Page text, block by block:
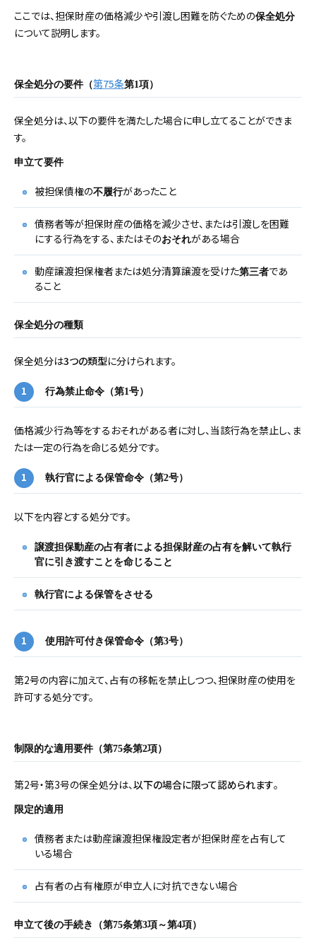
ここでは、担保財産の価格減少や引渡し困難を防ぐための保全処分
について説明します。
保全処分の要件（第75条第1項）
保全処分は、以下の要件を満たした場合に申し立てることができま
す。
申立て要件
被担保債権の不履行があったこと
債務者等が担保財産の価格を減少させ、または引渡しを困難
にする行為をする、またはそのおそれがある場合
動産譲渡担保権者または処分清算譲渡を受けた第三者であ
ること
保全処分の種類
保全処分は3つの類型に分けられます。
行為禁止命令（第1号）
価格減少行為等をするおそれがある者に対し、当該行為を禁止し、ま
たは一定の行為を命じる処分です。
執行官による保管命令（第2号）
以下を内容とする処分です。
譲渡担保動産の占有者による担保財産の占有を解いて執行
官に引き渡すことを命じること
執行官による保管をさせる
使用許可付き保管命令（第3号）
第2号の内容に加えて、占有の移転を禁止しつつ、担保財産の使用を
許可する処分です。
制限的な適用要件（第75条第2項）
第2号・第3号の保全処分は、以下の場合に限って認められます。
限定的適用
債務者または動産譲渡担保権設定者が担保財産を占有して
いる場合
占有者の占有権原が申立人に対抗できない場合
申立て後の手続き（第75条第3項～第4項）